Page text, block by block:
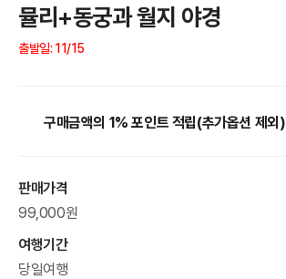
뮬리+동궁과 월지 야경
출발일: 11/15
구매금액의 1% 포인트 적립(추가옵션 제외)
판매가격
99,000원
여행기간
당일여행